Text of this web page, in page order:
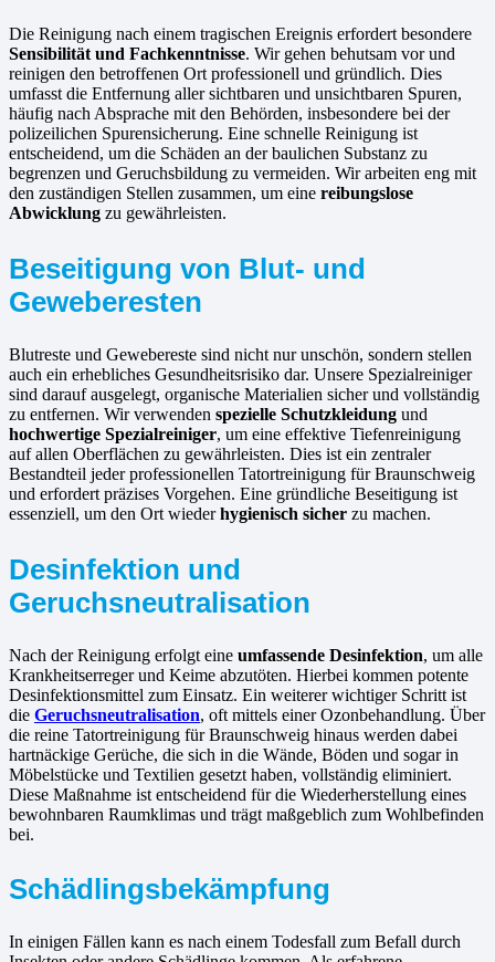
Die Reinigung nach einem tragischen Ereignis erfordert besondere
Sensibilität und Fachkenntnisse. Wir gehen behutsam vor und
reinigen den betroffenen Ort professionell und gründlich. Dies
umfasst die Entfernung aller sichtbaren und unsichtbaren Spuren,
häufig nach Absprache mit den Behörden, insbesondere bei der
polizeilichen Spurensicherung. Eine schnelle Reinigung ist
entscheidend, um die Schäden an der baulichen Substanz zu
begrenzen und Geruchsbildung zu vermeiden. Wir arbeiten eng mit
den zuständigen Stellen zusammen, um eine reibungslose
Abwicklung zu gewährleisten.
Beseitigung von Blut- und
Geweberesten
Blutreste und Gewebereste sind nicht nur unschön, sondern stellen
auch ein erhebliches Gesundheitsrisiko dar. Unsere Spezialreiniger
sind darauf ausgelegt, organische Materialien sicher und vollständig
zu entfernen. Wir verwenden spezielle Schutzkleidung und
hochwertige Spezialreiniger, um eine effektive Tiefenreinigung
auf allen Oberflächen zu gewährleisten. Dies ist ein zentraler
Bestandteil jeder professionellen Tatortreinigung für Braunschweig
und erfordert präzises Vorgehen. Eine gründliche Beseitigung ist
essenziell, um den Ort wiederhygienisch sicher zu machen.
Desinfektion und
Geruchsneutralisation
Nach der Reinigung erfolgt eine umfassende Desinfektion, um alle
Krankheitserreger und Keime abzutöten. Hierbei kommen potente
Desinfektionsmittel zum Einsatz. Ein weiterer wichtiger Schritt ist
die Geruchsneutralisation, oft mittels einer Ozonbehandlung. Über
die reine Tatortreinigung für Braunschweig hinaus werden dabei
hartnäckige Gerüche, die sich in die Wände, Böden und sogar in
Möbelstücke und Textilien gesetzt haben, vollständig eliminiert.
Diese Maßnahme ist entscheidend für die Wiederherstellung eines
bewohnbaren Raumklimas und trägt maßgeblich zum Wohlbefinden
bei.
Schädlingsbekämpfung
In einigen Fällen kann es nach einem Todesfall zum Befall durch